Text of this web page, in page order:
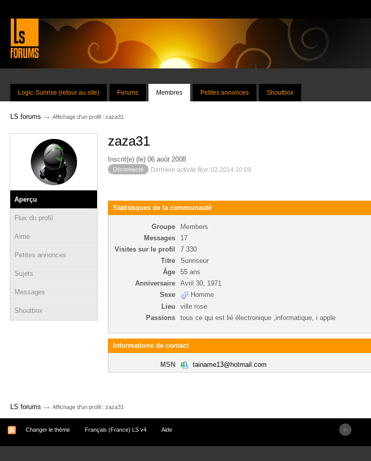
Logic-Sunrise (retour au site) Forums Membres Petites annonces Shoutbox
LS forums → Affichage d'un profil : zaza31
Aperçu
Flux du profil
Aime
Petites annonces
Sujets
Messages
Shoutbox
zaza31
Inscrit(e) (le) 06 août 2008
Déconnecté Dernière activité févr. 02 2014 10:09
Statistiques de la communauté
Groupe
Members
Messages
17
Visites sur le profil
7 330
Titre
Sunriseur
Âge
55 ans
Anniversaire
Avril 30, 1971
Sexe
Homme
Lieu
ville rose
Passions
tous ce qui est lié électronique ,informatique, i apple
Informations de contact
MSN tainame13@hotmail.com
LS forums → Affichage d'un profil : zaza31
Changer le thème Français (France) LS v4 Aide